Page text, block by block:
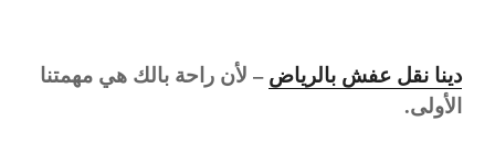
دينا نقل عفش بالرياض– لأن راحة بالك هي مهمتنا
الأولى.